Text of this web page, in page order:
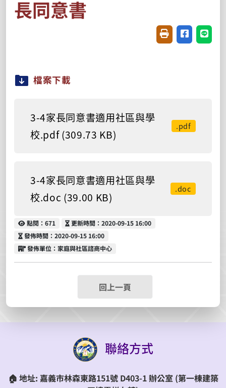
長同意書
友善列印(開新視
分享至臉書
分享
檔案下載
3-4家長同意書適用社區與學
校.pdf (309.73 KB)
.pdf
3-4家長同意書適用社區與學
校.doc (39.00 KB)
.doc
點閱
點閱：671 更新時間
更新時間：2020-09-15 16:00
發佈時間
發佈時間：2020-09-15 16:00
發佈單位
發佈單位：家庭與社區諮商中心
回上一頁
聯絡方式
🏠 地址: 嘉義市林森東路151號 D403-1 辦公室 (第一棟建築